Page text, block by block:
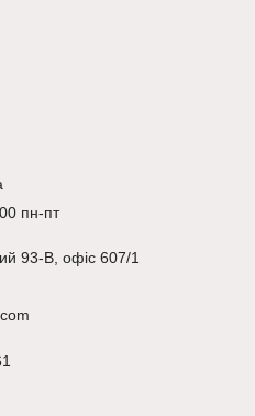
пн-пт
93-В, офіс 607/1